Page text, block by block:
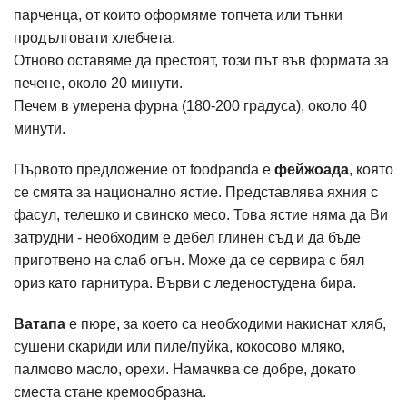
парченца, от които оформяме топчета или тънки
продълговати хлебчета.
Отново оставяме да престоят, този път във формата за
печене, около 20 минути.
Печем в умерена фурна (180-200 градуса), около 40
минути.
Първото предложение от foodpanda е фейжоада, която
се смята за национално ястие. Представлява яхния с
фасул, телешко и свинско месо. Това ястие няма да Ви
затрудни - необходим е дебел глинен съд и да бъде
приготвено на слаб огън. Може да се сервира с бял
ориз като гарнитура. Върви с леденостудена бира.
Ватапа е пюре, за което са необходими накиснат хляб,
сушени скариди или пиле/пуйка, кокосово мляко,
палмово масло, орехи. Намачква се добре, докато
сместа стане кремообразна.